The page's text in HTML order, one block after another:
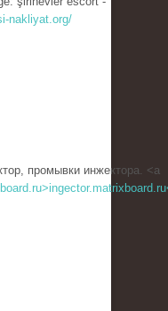
nakliyat.org/
промывки инжектора. <a